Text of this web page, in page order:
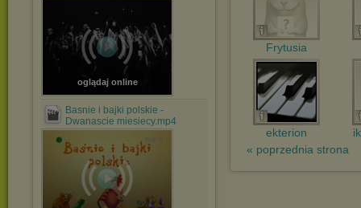
oglądaj online
Basnie i bajki polskie -
Dwanascie miesiecy.mp4
Frytusia
ekterion
« poprzednia strona